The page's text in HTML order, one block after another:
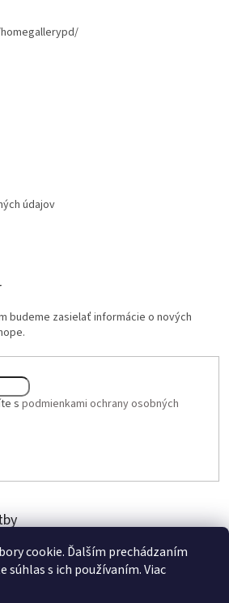
cookie. Ďalším prechádzaním
s ich používaním. Viac
údajov
budeme zasielať informácie o nových
s podmienkami ochrany osobných